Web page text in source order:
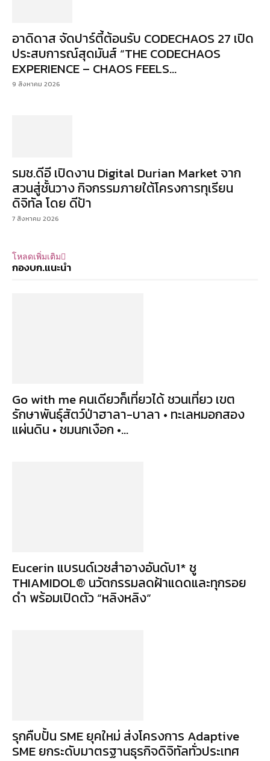
อาดิดาส จัดปาร์ตี้ต้อนรับ CODECHAOS 27 เปิด
ประสบการณ์สุดมันส์ “THE CODECHAOS
EXPERIENCE – CHAOS FEELS...
9 สิงหาคม 2026
รมช.ดีอี เปิดงาน Digital Durian Market จาก
สวนสู่ชั้นวาง กิจกรรมภายใต้โครงการทุเรียน
ดิจิทัล โดย ดีป้า
7 สิงหาคม 2026
โหลดเพิ่มเติม
กองบก.แนะนำ
Go with me คนเดียวก็เที่ยวได้ ชวนเที่ยว เขต
รักษาพันธุ์สัตว์ป่าฮาลา-บาลา • ทะเลหมอกสอง
แผ่นดิน • ชมนกเงือก •...
Eucerin แบรนด์เวชสำอางอันดับ1* ชู
THIAMIDOL® นวัตกรรมลดฝ้าแดดและทุกรอย
ดำ พร้อมเปิดตัว “หลิงหลิง”
รุกคืบปั้น SME ยุคใหม่ ส่งโครงการ Adaptive
SME ยกระดับมาตรฐานธุรกิจดิจิทัลทั่วประเทศ